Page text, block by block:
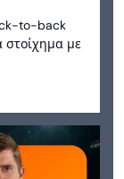
to-back
στοίχημα με